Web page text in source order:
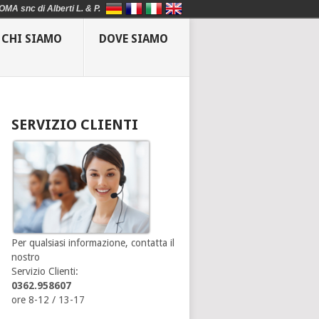
CHI SIAMO DOVE SIAMO
SERVIZIO CLIENTI
Per qualsiasi informazione, contatta il
nostro
Servizio Clienti:
0362.958607
ore 8-12 / 13-17
snc di Alberti L. & P.